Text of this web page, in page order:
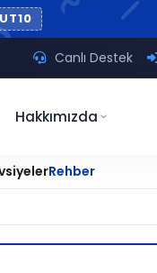
Canlı Destek
Hakkımızda
Rehber